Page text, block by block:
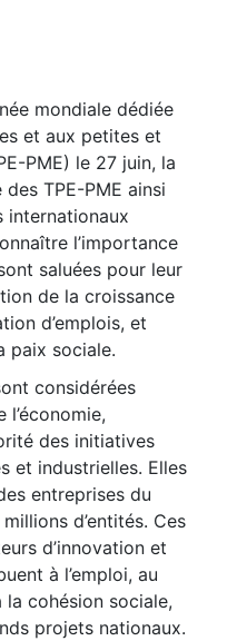
mondiale dédiée
et aux petites et
PME) le 27 juin, la
TPE-PME ainsi
internationaux
l’importance
saluées pour leur
de la croissance
d’emplois, et
paix sociale.
considérées
des initiatives
et industrielles. Elles
entreprises du
d’entités. Ces
d’innovation et
à l’emploi, au
cohésion sociale,
projets nationaux.